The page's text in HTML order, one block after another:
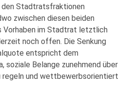
den Stadtratsfraktionen
zwischen diesen beiden
Vorhaben im Stadtrat letztlich
noch offen. Die Senkung
entspricht dem
soziale Belange zunehmend über
regeln und wettbewerbsorientiert